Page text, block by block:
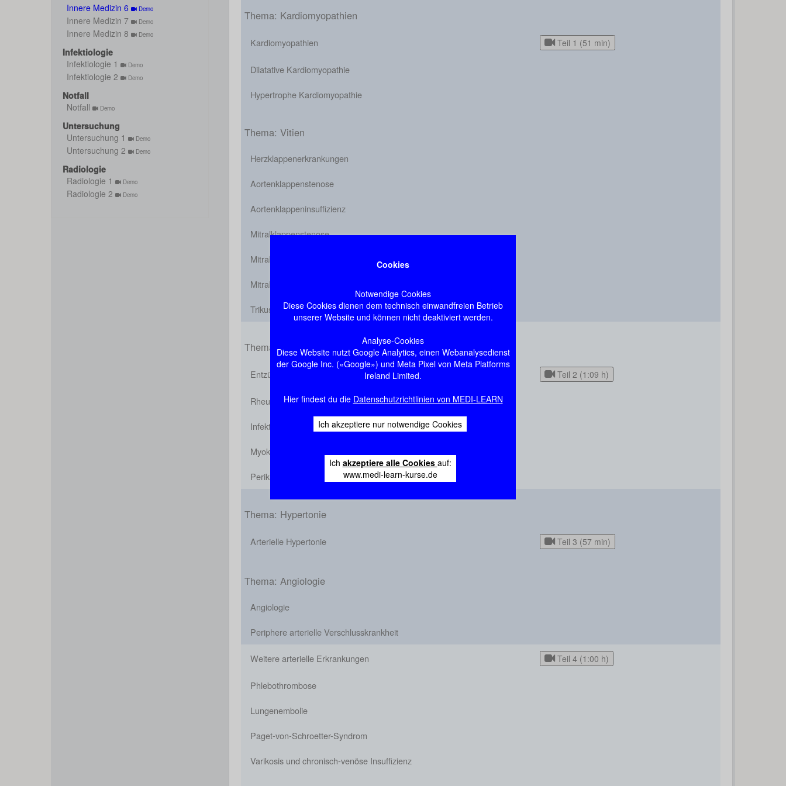
Cookies
Notwendige Cookies
Diese Cookies dienen dem technisch einwandfreien Betrieb
unserer Website und können nicht deaktiviert werden.
Analyse-Cookies
Diese Website nutzt Google Analytics, einen Webanalysedienst
der Google Inc. («Google») und Meta Pixel von Meta Platforms
Ireland Limited.
Hier findest du die Datenschutzrichtlinien von MEDI-LEARN
Ich akzeptiere nur notwendige Cookies
Ich akzeptiere alle Cookies auf:
www.medi-learn-kurse.de
Innere Medizin 6 Demo
Innere Medizin 7 Demo
Innere Medizin 8 Demo
Infektiologie
Infektiologie 1
Demo
Infektiologie 2 Demo
Notfall
Notfall
Demo
Untersuchung
Untersuchung 1
Demo
Untersuchung 2 Demo
Radiologie
Radiologie 1
Demo
Radiologie 2 Demo
Thema: Kardiomyopathien
Kardiomyopathien Teil 1 (51 min)
Dilatative Kardiomyopathie
Hypertrophe Kardiomyopathie
Thema: Vitien
Herzklappenerkrankungen
Aortenklappenstenose
Aortenklappeninsuffizienz
Mitralklappenstenose
Mitralklappeninsuffizienz
Mitralklappenprolaps
Trikuspidalklappeninsuffizienz
Thema: Entzündliche Herzerkrankungen
Entzündliche Herzerkrankungen Teil 2 (1:09 h)
Rheumatisches Fieber
Infektiöse Endokarditis
Myokarditis
Perikarditis
Thema: Hypertonie
Arterielle Hypertonie Teil 3 (57 min)
Thema: Angiologie
Angiologie
Periphere arterielle Verschlusskrankheit
Weitere arterielle Erkrankungen Teil 4 (1:00 h)
Phlebothrombose
Lungenembolie
Paget-von-Schroetter-Syndrom
Varikosis und chronisch-venöse Insuffizienz